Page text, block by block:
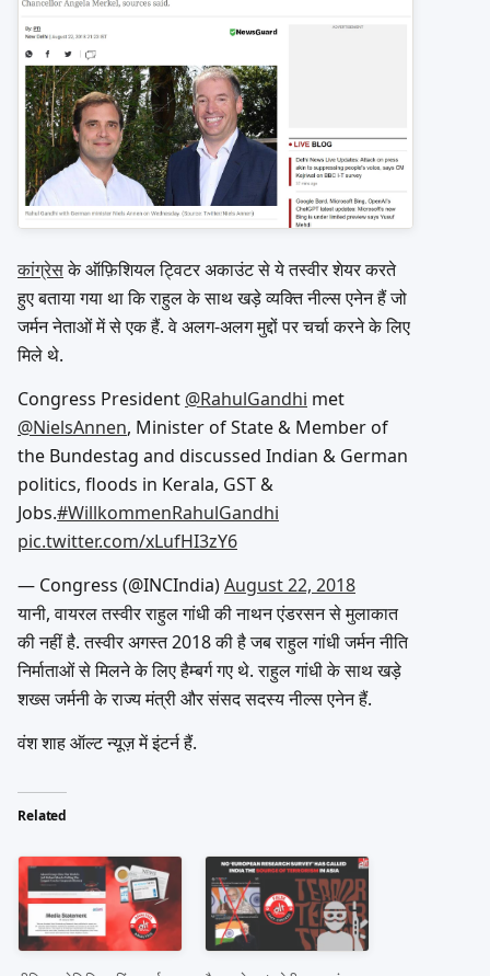
कांग्रेसके ऑफ़िशियल ट्विटर अकाउंट से ये तस्वीर शेयर करते
हुए बताया गया था कि राहुल के साथ खड़े व्यक्ति नील्स एनेन हैं जो
जर्मन नेताओं में से एक हैं. वे अलग-अलग मुद्दों पर चर्चा करने के लिए
मिले थे.
Congress President @RahulGandhi met
@NielsAnnen, Minister of State & Member of
the Bundestag and discussed Indian & German
politics, floods in Kerala, GST &
Jobs.#WillkommenRahulGandhi
pic.twitter.com/xLufHI3zY6
— Congress (@INCIndia)August 22, 2018
यानी, वायरल तस्वीर राहुल गांधी की नाथन एंडरसन से मुलाकात
की नहीं है. तस्वीर अगस्त 2018 की है जब राहुल गांधी जर्मन नीति
निर्माताओं से मिलने के लिए हैम्बर्ग गए थे. राहुल गांधी के साथ खड़े
शख्स जर्मनी के राज्य मंत्री और संसद सदस्य नील्स एनेन हैं.
वंश शाह ऑल्ट न्यूज़ में इंटर्न हैं.
Related